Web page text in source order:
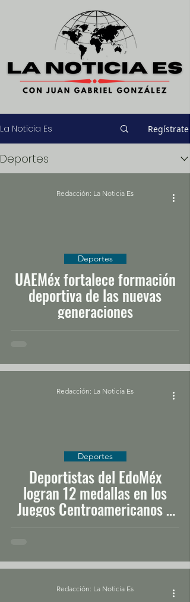
La Noticia Es Regístrate
Deportes
UAEMéx fortalece formación
deportiva de las nuevas
generaciones
Deportes
Redacción: La Noticia Es
Deportistas del EdoMéx
logran 12 medallas en los
Juegos Centroamericanos y
del Caribe
Deportes
Redacción: La Noticia Es
Redacción: La Noticia Es